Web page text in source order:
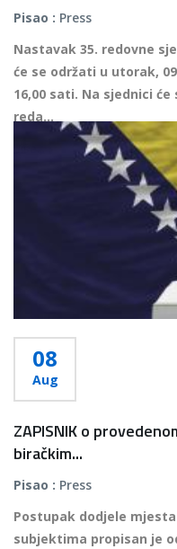
Pisao : Press
Nastavak 35. redovne
će se održati u utorak,
16,00 sati. Na sjednici
reda...
08
Aug
ZAPISNIK o
biračkim...
Pisao : Press
Postupak dodjele
subjektima propisan je